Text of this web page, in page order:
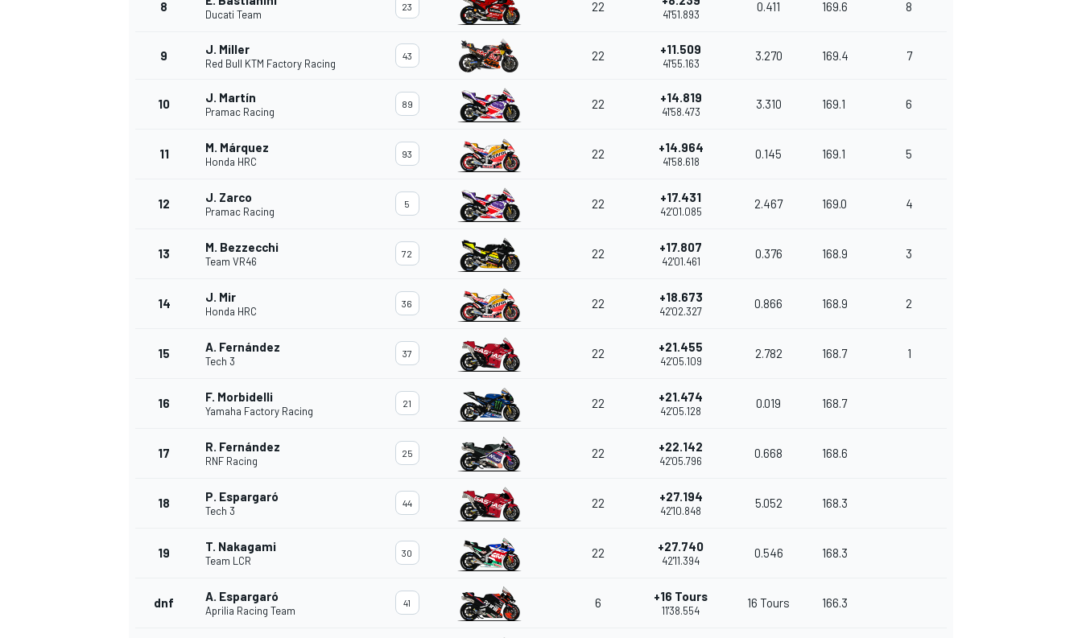
8
Ducati Team
23 22
41'51.893
0.411 169.6 8
9 J. Miller
Red Bull KTM Factory Racing
43 22 +11.509
41'55.163
3.270 169.4 7
10 J. Martín
Pramac Racing
89 22 +14.819
41'58.473
3.310 169.1 6
11 M. Márquez
Honda HRC
93 22 +14.964
41'58.618
0.145 169.1 5
12 J. Zarco
Pramac Racing
5 22 +17.431
42'01.085
2.467 169.0 4
13 M. Bezzecchi
Team VR46
72 22 +17.807
42'01.461
0.376 168.9 3
14 J. Mir
Honda HRC
36 22 +18.673
42'02.327
0.866 168.9 2
15 A. Fernández
Tech 3
37 22 +21.455
42'05.109
2.782 168.7 1
16 F. Morbidelli
Yamaha Factory Racing
21 22 +21.474
42'05.128
0.019 168.7
17 R. Fernández
RNF Racing
25 22 +22.142
42'05.796
0.668 168.6
18 P. Espargaró
Tech 3
44 22 +27.194
42'10.848
5.052 168.3
19 T. Nakagami
Team LCR
30 22 +27.740
42'11.394
0.546 168.3
dnf A. Espargaró
Aprilia Racing Team
41 6 +16 Tours
11'38.554
16 Tours 166.3